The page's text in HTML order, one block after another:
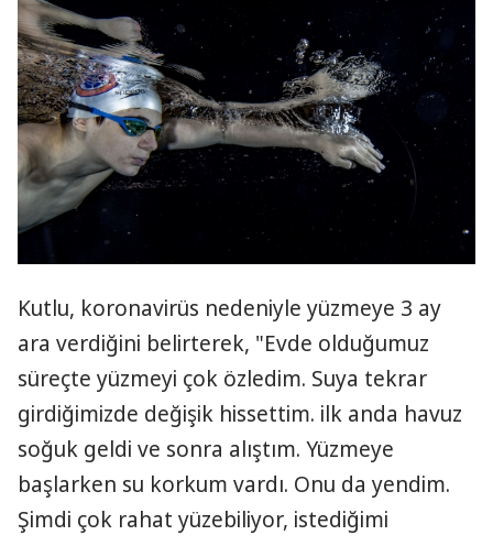
Kutlu, koronavirüs nedeniyle yüzmeye 3 ay
ara verdiğini belirterek, "Evde olduğumuz
süreçte yüzmeyi çok özledim. Suya tekrar
girdiğimizde değişik hissettim. ilk anda havuz
soğuk geldi ve sonra alıştım. Yüzmeye
başlarken su korkum vardı. Onu da yendim.
Şimdi çok rahat yüzebiliyor, istediğimi